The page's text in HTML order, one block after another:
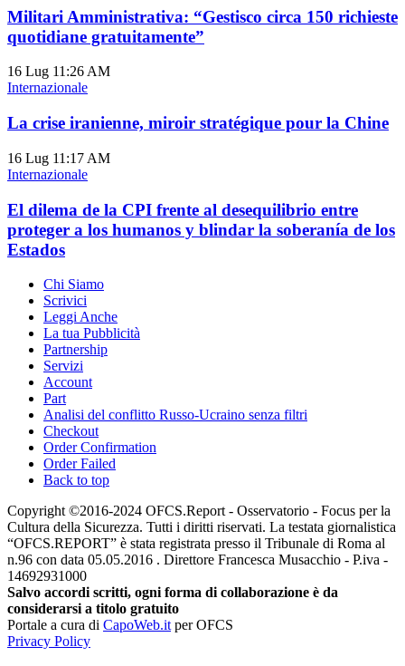
Militari Amministrativa: “Gestisco circa 150 richieste
quotidiane gratuitamente”
16 Lug 11:26 AM
Internazionale
La crise iranienne, miroir stratégique pour la Chine
16 Lug 11:17 AM
Internazionale
El dilema de la CPI frente al desequilibrio entre
proteger a los humanos y blindar la soberanía de los
Estados
Chi Siamo
Scrivici
Leggi Anche
La tua Pubblicità
Partnership
Servizi
Account
Part
Analisi del conflitto Russo-Ucraino senza filtri
Checkout
Order Confirmation
Order Failed
Back to top
Copyright ©2016-2024 OFCS.Report - Osservatorio - Focus per la
Cultura della Sicurezza. Tutti i diritti riservati. La testata giornalistica
“OFCS.REPORT” è stata registrata presso il Tribunale di Roma al
n.96 con data 05.05.2016 . Direttore Francesca Musacchio - P.iva -
14692931000
Salvo accordi scritti, ogni forma di collaborazione è da
considerarsi a titolo gratuito
Portale a cura di CapoWeb.it per OFCS
Privacy Policy